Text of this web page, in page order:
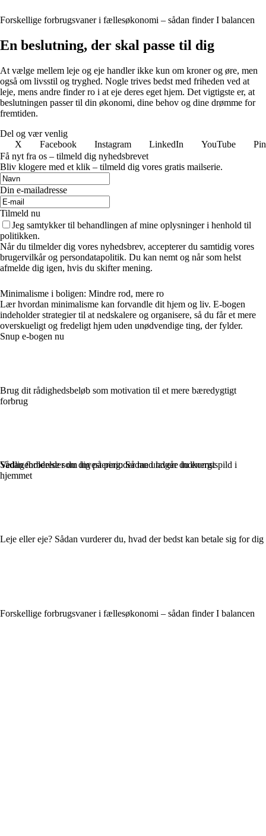
Forskellige forbrugsvaner i fællesøkonomi – sådan finder I balancen
En beslutning, der skal passe til dig
At vælge mellem leje og eje handler ikke kun om kroner og øre, men
også om livsstil og tryghed. Nogle trives bedst med friheden ved at
leje, mens andre finder ro i at eje deres eget hjem. Det vigtigste er, at
beslutningen passer til din økonomi, dine behov og dine drømme for
fremtiden.
Del og vær venlig
X
Facebook Instagram LinkedIn YouTube
Få nyt fra os – tilmeld dig nyhedsbrevet
Bliv klogere med et klik – tilmeld dig vores gratis mailserie.
Din e-mailadresse
Tilmeld nu
Jeg samtykker til behandlingen af mine oplysninger i henhold til
politikken.
Når du tilmelder dig vores nyhedsbrev, accepterer du samtidig vores
brugervilkår og persondatapolitik. Du kan nemt og når som helst
afmelde dig igen, hvis du skifter mening.
Minimalisme i boligen: Mindre rod, mere ro
Lær hvordan minimalisme kan forvandle dit hjem og liv. E-bogen
indeholder strategier til at nedskalere og organisere, så du får et mere
overskueligt og fredeligt hjem uden unødvendige ting, der fylder.
Snup e-bogen nu
Brug dit rådighedsbeløb som motivation til et mere bæredygtigt
forbrug
Sådan forbereder du dig på perioder med lavere indkomst
Leje eller eje? Sådan vurderer du, hvad der bedst kan betale sig for dig
Forskellige forbrugsvaner i fællesøkonomi – sådan finder I balancen
Vedligeholdelse som investering: Sådan undgår du energispild i
hjemmet